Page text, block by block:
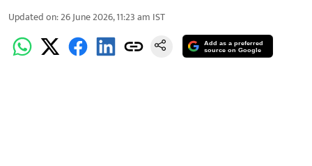
Updated on:26 June 2026, 11:23 am IST
Add as a preferred
source on Google